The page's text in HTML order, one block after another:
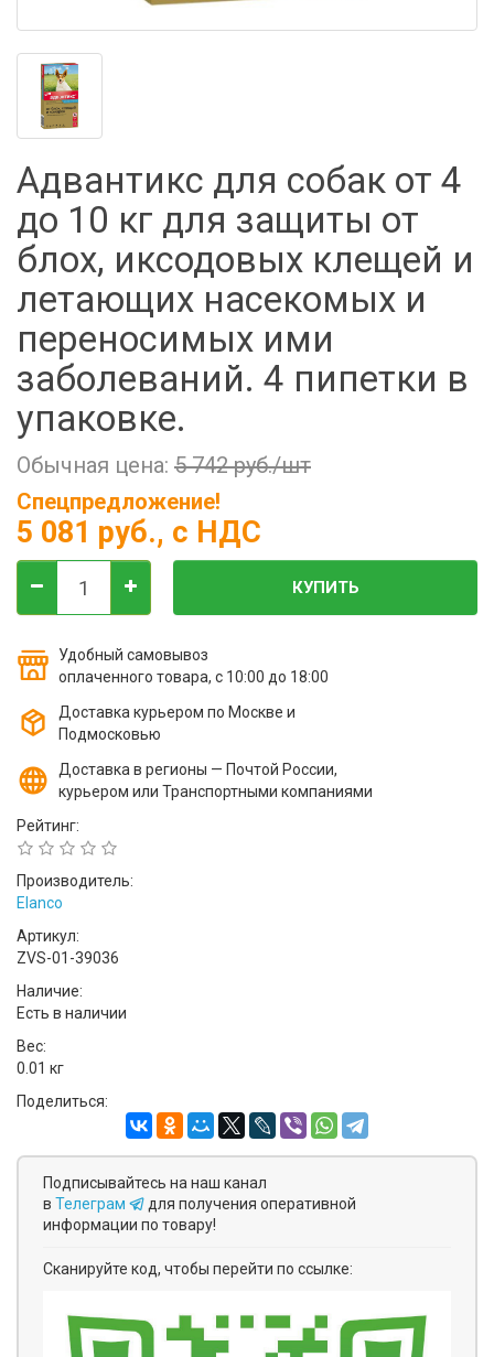
Электронная маркировка коров
Держатели лизунцов
Адвантикс для собак от 4
до 10 кг для защиты от
блох, иксодовых клещей и
летающих насекомых и
переносимых ими
заболеваний. 4 пипетки в
упаковке.
Обычная цена: 5 742 руб./шт
Спецпредложение!
5 081 руб., с НДС
КУПИТЬ
Удобный самовывоз
оплаченного товара, с 10:00 до 18:00
Доставка курьером по Москве и
Подмосковью
Доставка в регионы — Почтой России,
курьером или Транспортными компаниями
Рейтинг:
Производитель:
Elanco
Артикул:
ZVS-01-39036
Наличие:
Есть в наличии
Вес:
0.01 кг
Поделиться:
Подписывайтесь на наш канал
в Телеграм
для получения оперативной
информации по товару!
Сканируйте код, чтобы перейти по ссылке: